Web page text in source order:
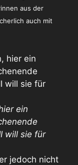
aus der
auch mit
ein
will sie für
jedoch nicht